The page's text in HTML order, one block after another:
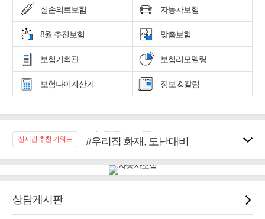
실손의료보험 자동차보험
8월 추천보험 맞춤보험
보험기획관 보험리모델링
보험나이계산기 정보 & 칼럼
실시간 추천 키워드
#우리집 화재, 도난대비
#임플란트, 치아치료보장
#무해지 건강보험
상담게시판